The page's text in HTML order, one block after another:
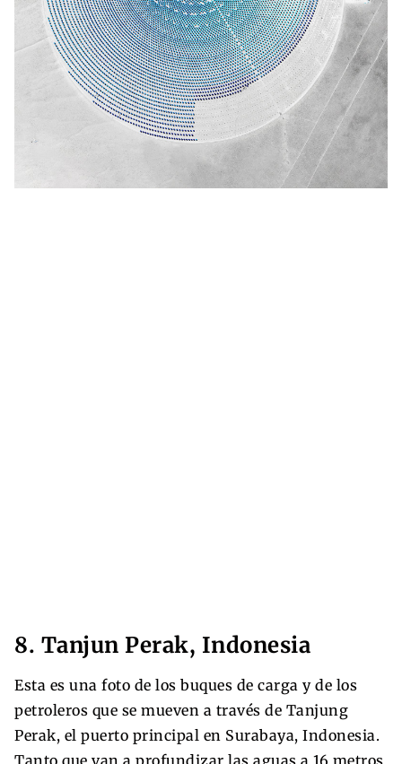
8. Tanjun Perak, Indonesia
Esta es una foto de los buques de carga y de los
petroleros que se mueven a través de Tanjung
Perak, el puerto principal en Surabaya, Indonesia.